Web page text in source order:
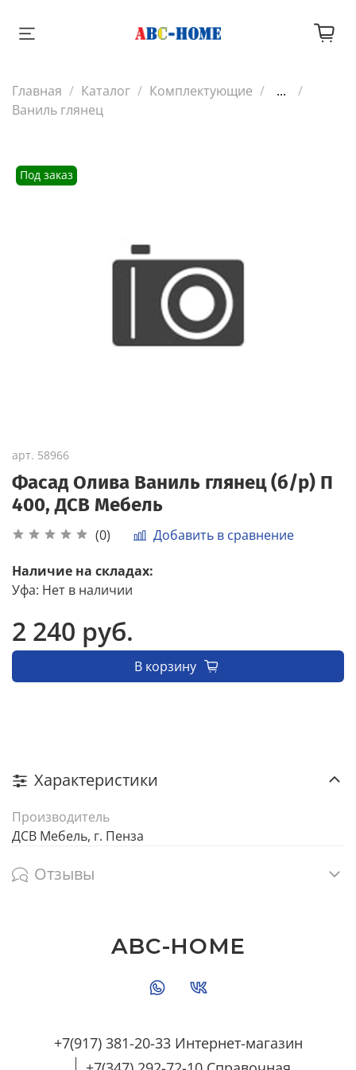
Главная Каталог Комплектующие
...
Ваниль глянец
Под заказ
арт. 58966
Фасад Олива Ваниль глянец (б/р) П
400, ДСВ Мебель
(0) Добавить в сравнение
Наличие на складах:
Уфа: Нет в наличии
2 240 руб.
В корзину
Характеристики
Производитель
ДСВ Мебель, г. Пенза
Отзывы
+7(917) 381-20-33 Интернет-магазин
ABC-HOME